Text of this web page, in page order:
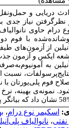
گسترش است. در این
بار اقدام به ساخت
به اصلاح ساختار
فیزیکی و شیمیایی
الکترونی روبشی،
نفت در عین مقرون
با مولفه‌های انتخابی
در ساختار اسکیمر
نفت در مقایسه با
فوم خام می‌شود. نمونه‌ی بهینه، نرخ بازیابی 217.5 میلی‌ لیتر بر دقیقه را با هزینه‌ی پوشش 1.61 دلار و مقدار